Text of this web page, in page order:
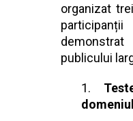
organizat
publicului